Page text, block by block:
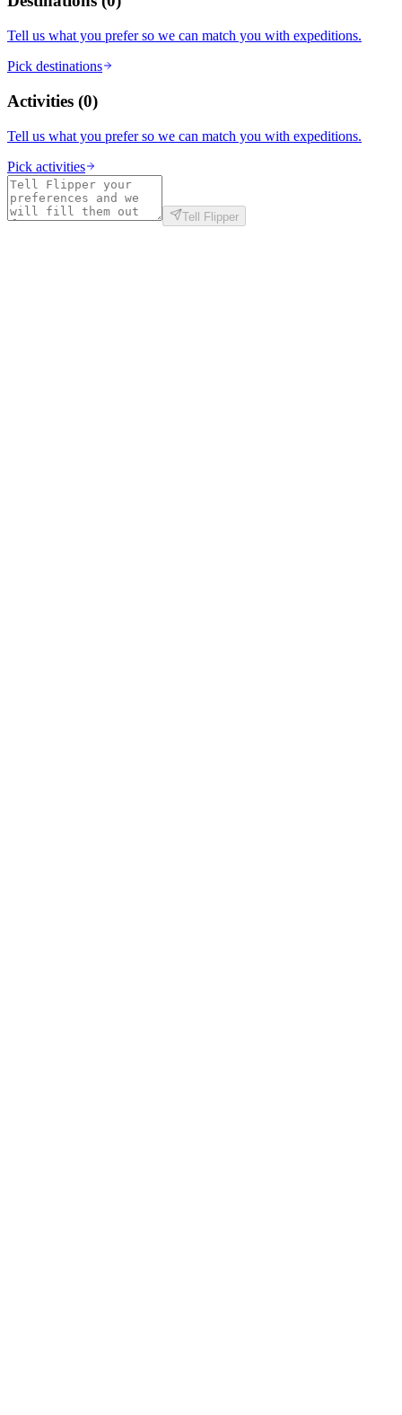
Tell us what you prefer so we can match you with expeditions.
Pick destinations
Activities (0)
Tell us what you prefer so we can match you with expeditions.
Pick activities
Tell Flipper